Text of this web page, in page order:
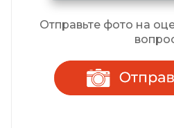
Отправьте фото на